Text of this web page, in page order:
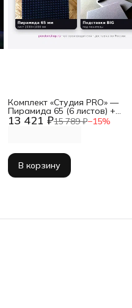
13 421 ₽15 789 ₽−15%
Комплект «Студия PRO» —
Пирамида 65 (6 листов) +
большие бас-ловушки (4 шт) +
В корзину